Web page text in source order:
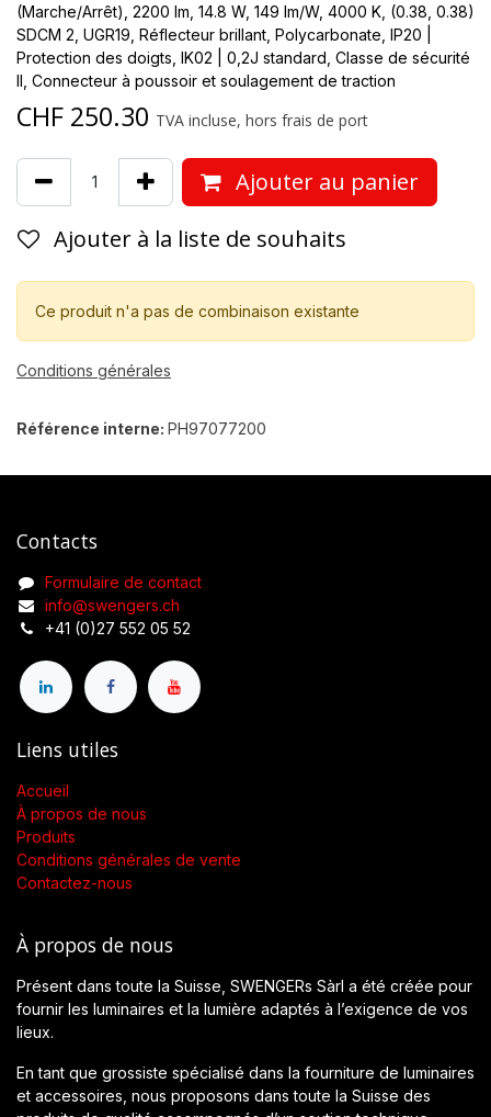
(Marche/Arrêt), 2200 lm, 14.8 W, 149 lm/W, 4000 K, (0.38, 0.38)
SDCM 2, UGR19, Réflecteur brillant, Polycarbonate, IP20 |
Protection des doigts, IK02 | 0,2J standard, Classe de sécurité
II, Connecteur à poussoir et soulagement de traction
CHF 250.30 TVA incluse, hors frais de port
Ajouter au panier
Ajouter à la liste de souhaits
Ce produit n'a pas de combinaison existante
Conditions générales
Référence interne: PH97077200
Contacts
Formulaire de contact
info@swengers.ch
+41 (0)27 552 05 52
Liens utiles
Accueil
À propos de nous
Produits
Conditions générales de vente
Contactez-nous
À propos de nous
Présent dans toute la Suisse, SWENGERs Sàrl a été créée pour
fournir les luminaires et la lumière adaptés à l’exigence de vos
lieux.
En tant que grossiste spécialisé dans la fourniture de luminaires
et accessoires, nous proposons dans toute la Suisse des